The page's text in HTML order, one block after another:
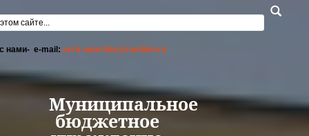
поиска
нами- e-mail: orck-opochka@rambler.ru
Муниципальное
бюджетное